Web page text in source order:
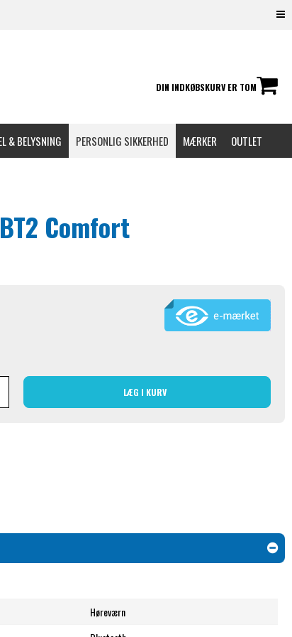
DIN INDKØBSKURV ER TOM
& BELYSNING PERSONLIG SIKKERHED MÆRKER OUTLET
Comfort
LÆG I KURV
Høreværn